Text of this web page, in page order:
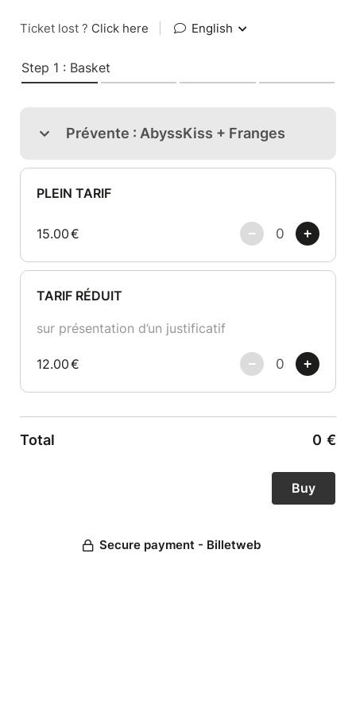
Ticket lost ? Click here English
Step 1 : Basket
Prévente : AbyssKiss + Franges
PLEIN TARIF
15.00€
TARIF RÉDUIT
sur présentation d’un justificatif
12.00€
Total 0 €
Secure payment - Billetweb